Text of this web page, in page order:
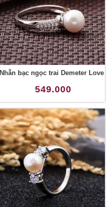
Nhẫn bạc ngọc trai Demeter Love
549.000